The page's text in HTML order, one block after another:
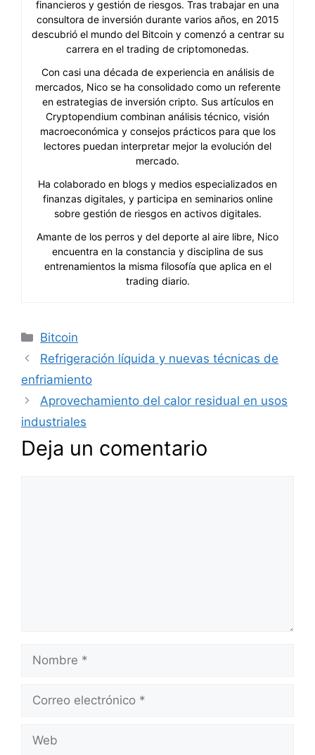
financieros y gestión de riesgos. Tras trabajar en una
consultora de inversión durante varios años, en 2015
descubrió el mundo del Bitcoin y comenzó a centrar su
carrera en el trading de criptomonedas.
Con casi una década de experiencia en análisis de
mercados, Nico se ha consolidado como un referente
en estrategias de inversión cripto. Sus artículos en
Cryptopendium combinan análisis técnico, visión
macroeconómica y consejos prácticos para que los
lectores puedan interpretar mejor la evolución del
mercado.
Ha colaborado en blogs y medios especializados en
finanzas digitales, y participa en seminarios online
sobre gestión de riesgos en activos digitales.
Amante de los perros y del deporte al aire libre, Nico
encuentra en la constancia y disciplina de sus
entrenamientos la misma filosofía que aplica en el
trading diario.
Categorías
Bitcoin
Refrigeración líquida y nuevas técnicas de
enfriamiento
Aprovechamiento del calor residual en usos
industriales
Deja un comentario
electrónico